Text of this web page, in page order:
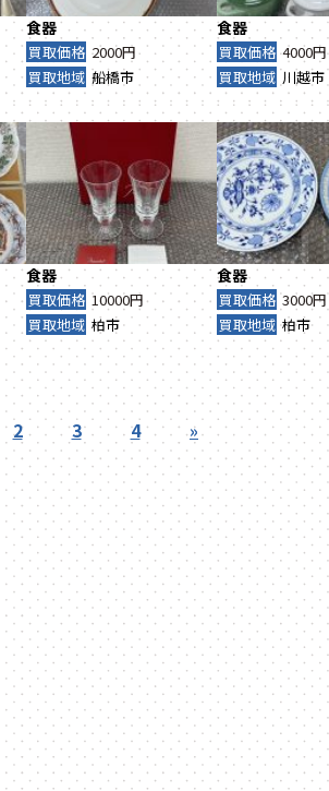
食器
買取価格 2000円
買取地域 船橋市
食器
買取価格 4000円
買取地域 川越市
食器
買取価格 10000円
買取地域 柏市
食器
買取価格 3000円
買取地域 柏市
2 3 4 »